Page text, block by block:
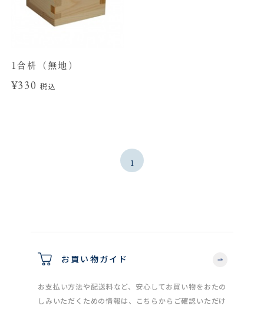
1合枡（無地）
¥330税込
1
お買い物ガイド
お支払い方法や配送料など、安心してお買い物をおたの
しみいただくための情報は、こちらからご確認いただけ